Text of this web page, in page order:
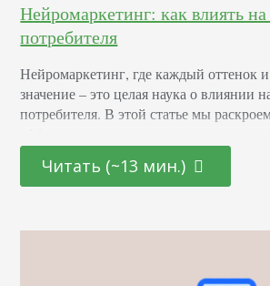
Нейромаркетинг: как влиять
потребителя
Нейромаркетинг, где каждый оттенок
значение – это целая наука о влиянии
потребителя. В этой статье мы
последних достижениях в области
нейронаук. От подбора цветовой
человеческого сознания для
Читать (~13 мин.)